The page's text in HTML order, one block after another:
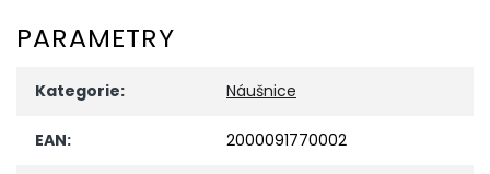
PARAMETRY
Kategorie: Náušnice
EAN: 2000091770002